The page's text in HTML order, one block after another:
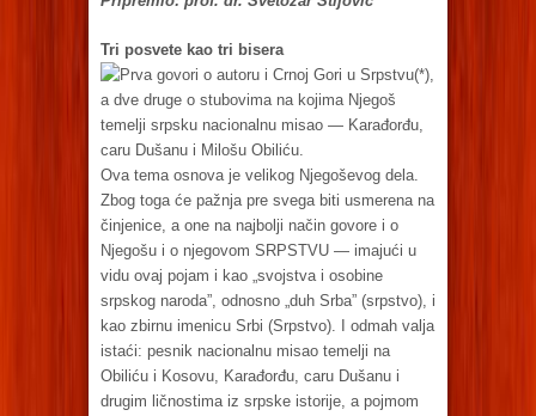
Tri posvete kao tri bisera
Prva govori o autoru i Crnoj Gori u Srpstvu(*),
a dve druge o stubovima na kojima Njegoš
temelji srpsku nacionalnu misao — Karađorđu,
caru Dušanu i Milošu Obiliću.
Ova tema osnova je velikog Njegoševog dela.
Zbog toga će pažnja pre svega biti usmerena na
činjenice, a one na najbolji način govore i o
Njegošu i o njegovom SRPSTVU — imajući u
vidu ovaj pojam i kao „svojstva i osobine
srpskog naroda”, odnosno „duh Srba” (srpstvo), i
kao zbirnu imenicu Srbi (Srpstvo). I odmah valja
istaći: pesnik nacionalnu misao temelji na
Obiliću i Kosovu, Karađorđu, caru Dušanu i
drugim ličnostima iz srpske istorije, a pojmom